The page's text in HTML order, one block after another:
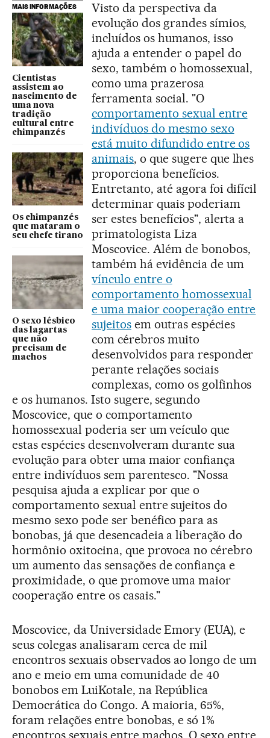
MAIS INFORMAÇÕES
Cientistas
assistem ao
nascimento de
uma nova
tradição
cultural entre
chimpanzés
Os chimpanzés
que mataram o
seu chefe tirano
O sexo lésbico
das lagartas
que não
precisam de
machos
Visto da perspectiva da
evolução dos grandes símios,
incluídos os humanos, isso
ajuda a entender o papel do
sexo, também o homossexual,
como uma prazerosa
ferramenta social. "O
comportamento sexual entre
indivíduos do mesmo sexo
está muito difundido entre os
animais, o que sugere que lhes
proporciona benefícios.
Entretanto, até agora foi difícil
determinar quais poderiam
ser estes benefícios", alerta a
primatologista Liza
Moscovice. Além de bonobos,
também há evidência de um
vínculo entre o
comportamento homossexual
e uma maior cooperação entre
sujeitosem outras espécies
com cérebros muito
desenvolvidos para responder
perante relações sociais
complexas, como os golfinhos
e os humanos. Isto sugere, segundo
Moscovice, que o comportamento
homossexual poderia ser um veículo que
estas espécies desenvolveram durante sua
evolução para obter uma maior confiança
entre indivíduos sem parentesco. "Nossa
pesquisa ajuda a explicar por que o
comportamento sexual entre sujeitos do
mesmo sexo pode ser benéfico para as
bonobas, já que desencadeia a liberação do
hormônio oxitocina, que provoca no cérebro
um aumento das sensações de confiança e
proximidade, o que promove uma maior
cooperação entre os casais."
Moscovice, da Universidade Emory (EUA), e
seus colegas analisaram cerca de mil
encontros sexuais observados ao longo de um
ano e meio em uma comunidade de 40
bonobos em LuiKotale, na República
Democrática do Congo. A maioria, 65%,
foram relações entre bonobas, e só 1%